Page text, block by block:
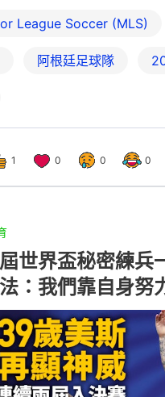
League Soccer (MLS)
阿根廷足球隊
1 0 0 0
世界盃秘密練
：我們靠自身努